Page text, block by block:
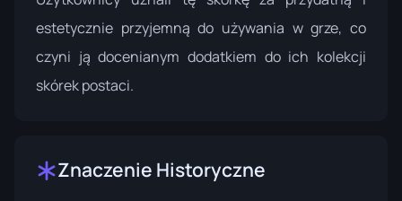
estetycznie przyjemną do używania w grze, co
czyni ją docenianym dodatkiem do ich kolekcji
skórek postaci.
Znaczenie Historyczne